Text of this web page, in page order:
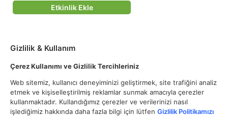
Etkinlik Ekle
Gizlilik & Kullanım
Çerez Kullanımı ve Gizlilik Tercihleriniz
Web sitemiz, kullanıcı deneyiminizi geliştirmek, site trafiğini analiz
etmek ve kişiselleştirilmiş reklamlar sunmak amacıyla çerezler
kullanmaktadır. Kullandığımız çerezler ve verilerinizi nasıl
işlediğimiz hakkında daha fazla bilgi için lütfen Gizlilik Politikamızı